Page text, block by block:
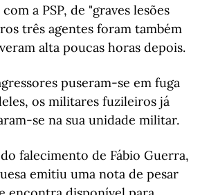
a PSP, de "graves lesões
três agentes foram também
alta poucas horas depois.
puseram-se em fuga
os militares fuzileiros já
se na sua unidade militar.
falecimento de Fábio Guerra,
emitiu uma nota de pesar